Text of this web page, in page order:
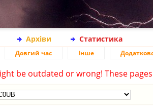
Архіви Статистика
Довгий час Інше
be outdated or wrong! These